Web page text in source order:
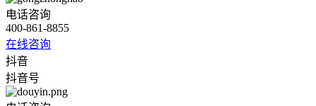
电话咨询
400-861-8855
在线咨询
抖音
抖音号